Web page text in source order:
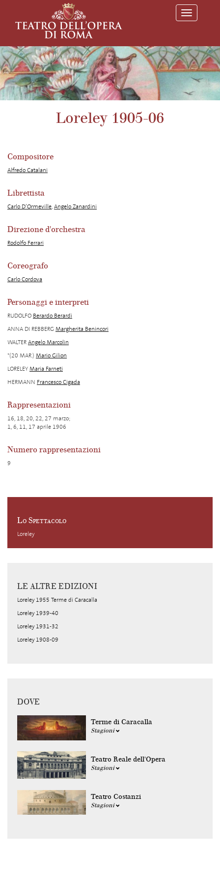
T
o
l
e
n
a
v
i
g
Loreley 1905-06
Compositore
Alfredo Catalani
Librettista
Carlo D’Ormeville,Angelo Zanardini
Direzione d'orchestra
Rodolfo Ferrari
Coreografo
Carlo Cordova
Personaggi e interpreti
RUDOLFO Berardo Berardi
ANNA DI REBBERGMargherita Benincori
WALTERAngelo Marcolin
*(20 MAR.) Mario Gilion
LORELEYMaria Farneti
HERMANN Francesco Cigada
Rappresentazioni
16, 18, 20, 22, 27 marzo;
1, 6, 11, 17 aprile 1906
Numero rappresentazioni
9
Lo Spettacolo
Loreley
LE ALTRE EDIZIONI
Loreley 1955 Terme di Caracalla
Loreley 1939-40
Loreley 1931-32
Loreley 1908-09
DOVE
Terme di Caracalla
Stagioni
Teatro Reale dell'Opera
Stagioni
Teatro Costanzi
Stagioni